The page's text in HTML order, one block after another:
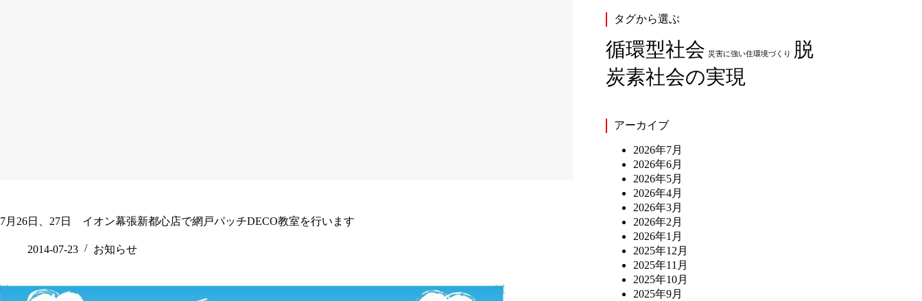
7月26日、27日 イオン幕張新都心店で網戸パッチDECO教室を行います
2014-07-23 お知らせ
タグから選ぶ
循環型社会 災害に強い住環境づくり
脱
炭素社会の実現
アーカイブ
2026年7月
2026年6月
2026年5月
2026年4月
2026年3月
2026年2月
2026年1月
2025年12月
2025年11月
2025年10月
2025年9月